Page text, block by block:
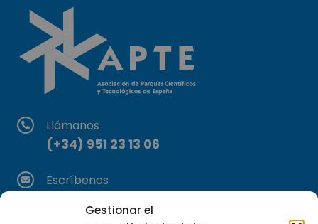
Gestionar el
Llámanos
(+34) 951 23 13 06
Escríbenos